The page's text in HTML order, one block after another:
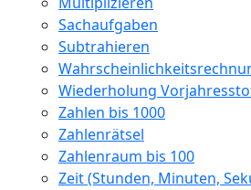
Sachaufgaben
Subtrahieren
Wiederholung
Zahlen bis 1000
Zahlenrätsel
Zahlenraum bis 100
Zeit (Stunden, Minuten,